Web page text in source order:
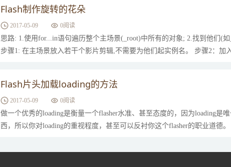
Flash制作旋转的花朵
2017-05-09 0阅读
思路: 1.使用for...in语句遍历整个主场景(_root)中所有的对象; 2.找到他们(
步骤1: 在主场景放入若干个影片剪辑,不需要为他们起实例名。 步骤2：加
Flash片头加载loading的方法
2017-05-09 0阅读
做一个优秀的loading是衡量一个flasher水准、甚至态度的，因为loading是
西，所以你对loading的重视程度，甚至可以反衬你这个flasher的职业道德。